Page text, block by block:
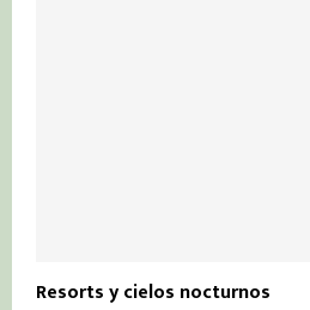
Resorts y cielos nocturnos